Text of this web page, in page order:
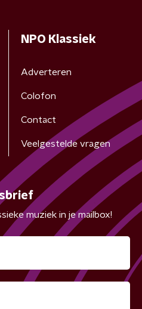
NPO Klassiek
Adverteren
Colofon
Contact
Veelgestelde vragen
muziek in je mailbox!